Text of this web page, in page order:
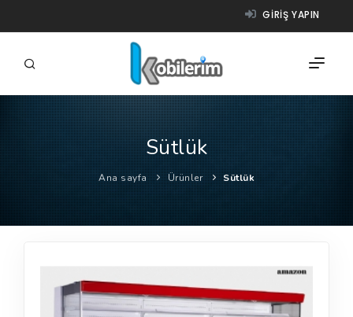
GIRIŞ YAPIN
FIRMALAR
ÜRÜNLER
NASIL ÇALIŞIR?
Sütlük
Ana sayfa Ürünler Sütlük